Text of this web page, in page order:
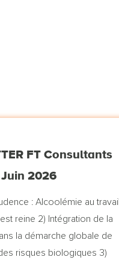
FT Consultants
Juin 2026
: Alcoolémie au travail,
reine 2) Intégration de la
la démarche globale de
risques biologiques 3)